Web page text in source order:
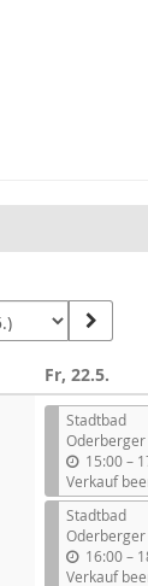
Fr, 22.5.
Stadtbad
Oderberger
15:00–b
i
s
Verkauf
Stadtbad
Oderberger
16:00–b
i
Verkauf